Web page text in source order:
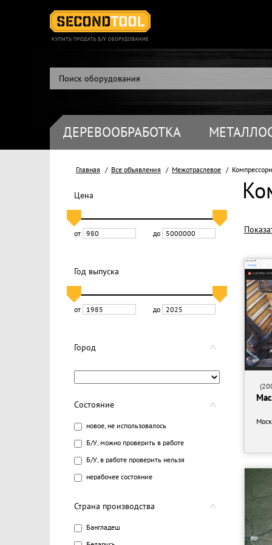
ДЕРЕВООБРАБОТКА
Главная Все объявления Межотраслевое
Цена
от до
Год выпуска
от до
Город
Состояние
новое, не использовалось
Б/У, можно проверить в работе
Б/У, в работе проверить нельзя
нерабочее состояние
Страна производства
Бангладеш